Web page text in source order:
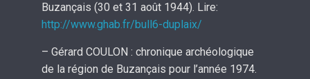
Buzançais (30 et 31 août 1944). Lire:
http://www.ghab.fr/bull6-duplaix/
– Gérard COULON : chronique archéologique
de la région de Buzançais pour l’année 1974.